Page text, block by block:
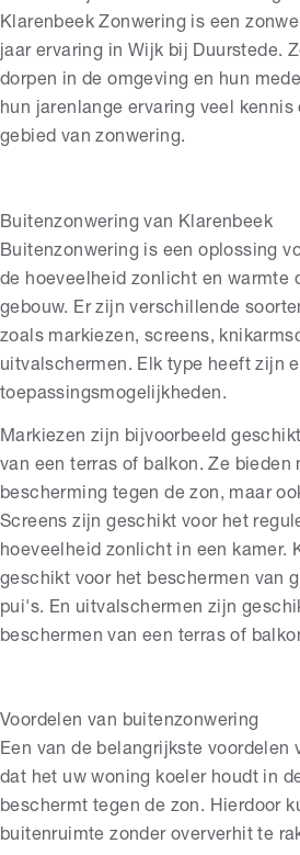
Klarenbeek Zonwering is een
jaar ervaring in Wijk bij Duurstede.
dorpen in de omgeving en hun
hun jarenlange ervaring veel kennis
gebied van zonwering.
Buitenzonwering van Klarenbeek
Buitenzonwering is een oplossing
de hoeveelheid zonlicht en warmte
gebouw. Er zijn verschillende
zoals markiezen, screens,
uitvalschermen. Elk type heeft zijn
toepassingsmogelijkheden.
Markiezen zijn bijvoorbeeld
van een terras of balkon. Ze bieden
bescherming tegen de zon, maar
Screens zijn geschikt voor het
hoeveelheid zonlicht in een kamer.
geschikt voor het beschermen van
pui's. En uitvalschermen zijn
beschermen van een terras of
Voordelen van buitenzonwering
Een van de belangrijkste voordelen
dat het uw woning koeler houdt in
beschermt tegen de zon. Hierdoor
buitenruimte zonder oververhit te